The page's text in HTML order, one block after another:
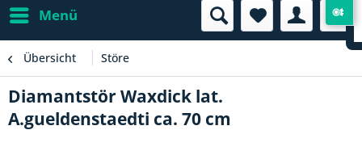
Menü
Übersicht Störe
Diamantstör Waxdick lat.
A.gueldenstaedti ca. 70 cm